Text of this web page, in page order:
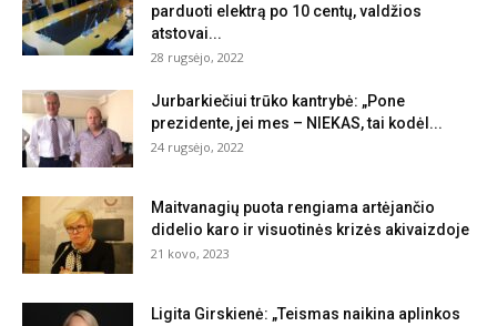
parduoti elektrą po 10 centų, valdžios
atstovai...
28 rugsėjo, 2022
Jurbarkiečiui trūko kantrybė: „Pone
prezidente, jei mes – NIEKAS, tai kodėl...
24 rugsėjo, 2022
Maitvanagių puota rengiama artėjančio
didelio karo ir visuotinės krizės akivaizdoje
21 kovo, 2023
Ligita Girskienė: „Teismas naikina aplinkos